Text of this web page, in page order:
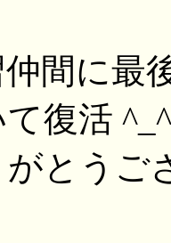
間に最
復活 ^_^
がとうご